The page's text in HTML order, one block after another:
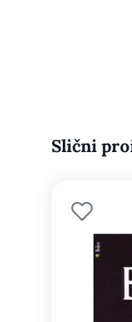
Slični